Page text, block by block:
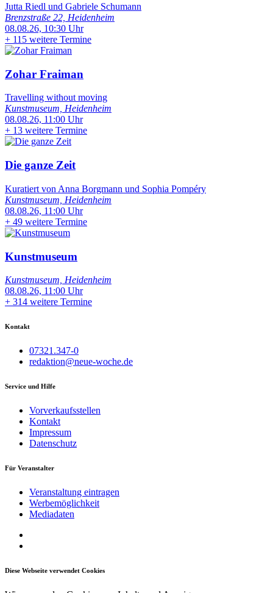
Jutta Riedl und Gabriele Schumann
Brenzstraße 22, Heidenheim
08.08.26, 10:30 Uhr
+ 115 weitere Termine
Zohar Fraiman
Travelling without moving
Kunstmuseum, Heidenheim
08.08.26, 11:00 Uhr
+ 13 weitere Termine
Die ganze Zeit
Kuratiert von Anna Borgmann und Sophia Pompéry
Kunstmuseum, Heidenheim
08.08.26, 11:00 Uhr
+ 49 weitere Termine
Kunstmuseum
Kunstmuseum, Heidenheim
08.08.26, 11:00 Uhr
+ 314 weitere Termine
Kontakt
07321.347-0
redaktion@neue-woche.de
Service und Hilfe
Vorverkaufsstellen
Kontakt
Impressum
Datenschutz
Für Veranstalter
Veranstaltung eintragen
Werbemöglichkeit
Mediadaten
Diese Webseite verwendet Cookies